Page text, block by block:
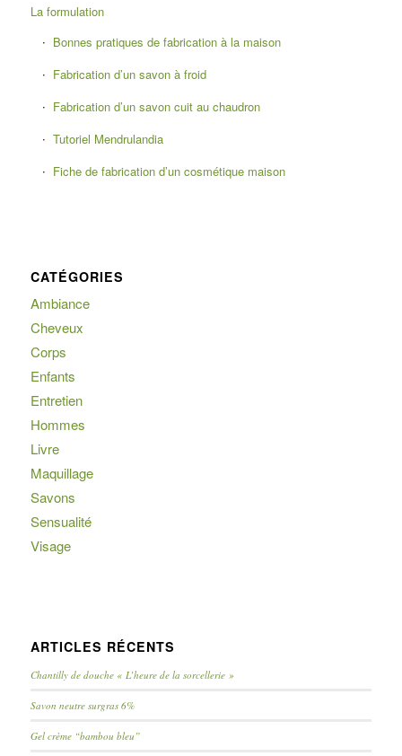
La formulation
Bonnes pratiques de fabrication à la maison
Fabrication d’un savon à froid
Fabrication d’un savon cuit au chaudron
Tutoriel Mendrulandia
Fiche de fabrication d’un cosmétique maison
CATÉGORIES
Ambiance
Cheveux
Corps
Enfants
Entretien
Hommes
Livre
Maquillage
Savons
Sensualité
Visage
ARTICLES RÉCENTS
Chantilly de douche « L’heure de la sorcellerie »
Savon neutre surgras 6%
Gel crème “bambou bleu”